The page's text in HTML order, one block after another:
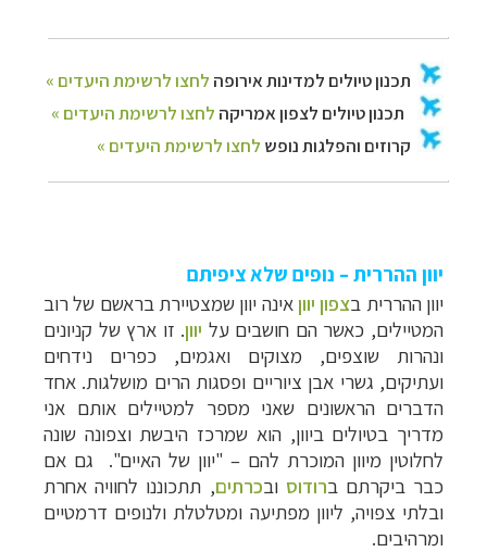
יוון ההררית – נופים שלא ציפיתם
יוון ההררית בצפון יוון אינה יוון שמצטיירת בראשם של רוב
המטיילים, כאשר הם חושבים על יוון. זו ארץ של קניונים
ונהרות שוצפים, מצוקים ואגמים, כפרים נידחים
ועתיקים, גשרי אבן ציוריים ופסגות הרים מושלגות. אחד
הדברים הראשונים שאני מספר למטיילים אותם אני
מדריך בטיולים ביוון, הוא שמרכז היבשת וצפונה שונה
לחלוטין מיוון המוכרת להם –"יוון של האיים". גם אם
כבר ביקרתם ברודוס ובכרתים, תתכוננו לחוויה אחרת
ובלתי צפויה, ליוון מפתיעה ומטלטלת ולנופים דרמטיים
ומרהיבים.